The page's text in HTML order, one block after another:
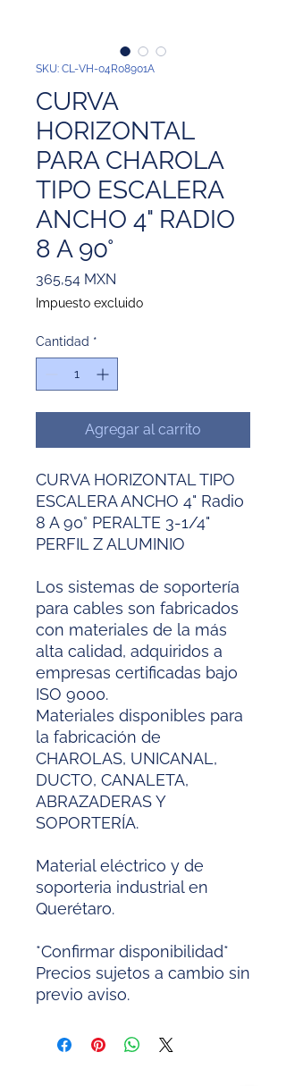
SKU: CL-VH-04R08901A
CURVA
HORIZONTAL
PARA CHAROLA
TIPO ESCALERA
ANCHO 4" RADIO
8 A 90°
365,54 MXN
Impuesto excluido
Cantidad *
Agregar al carrito
CURVA HORIZONTAL TIPO
ESCALERA ANCHO 4" Radio
8 A 90° PERALTE 3-1/4"
PERFIL Z ALUMINIO
Los sistemas de soportería
para cables son fabricados
con materiales de la más
alta calidad, adquiridos a
empresas certificadas bajo
ISO 9000.
Materiales disponibles para
la fabricación de
CHAROLAS, UNICANAL,
DUCTO, CANALETA,
ABRAZADERAS Y
SOPORTERÍA.
Material eléctrico y de
soporteria industrial en
Querétaro.
*Confirmar disponibilidad*
Precios sujetos a cambio sin
previo aviso.